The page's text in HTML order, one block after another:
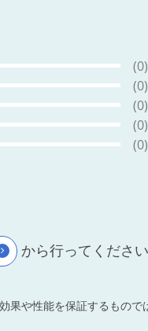
(0)
(0)
(0)
(0)
(0)
から行ってください
や性能を保証するもので